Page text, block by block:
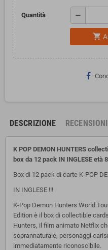
Quantità remove
shopping_cart
DESCRIZIONE
K POP DEMON HUNTERS
box da 12 pack IN INGLESE età
Box di 12 pack di carte K-POP
IN INGLESE !!!
K-Pop Demon Hunters World
Edition è il box di collectible
Hunters, il film animato Netflix
soprannaturale, personaggi
immediatamente riconoscibile.